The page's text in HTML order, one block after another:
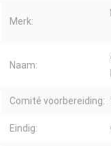
Merk:
Naam:
Comité voorbereiding:
Eindig: